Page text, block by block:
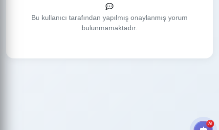
AI
Bu kullanıcı tarafından yapılmış onaylanmış yorum
bulunmamaktadır.